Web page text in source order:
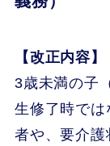
【改正内容】
3歳未満の子
生修了時で
者や、要介